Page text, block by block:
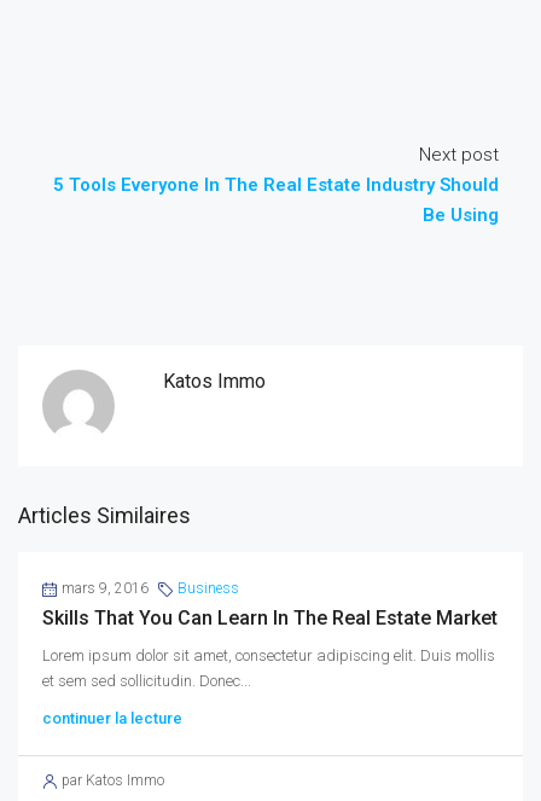
Next post
5 Tools Everyone In The Real Estate Industry Should
Be Using
Katos Immo
Articles Similaires
mars 9, 2016 Business
Skills That You Can Learn In The Real Estate Market
Lorem ipsum dolor sit amet, consectetur adipiscing elit. Duis mollis
et sem sed sollicitudin. Donec...
continuer la lecture
par Katos Immo